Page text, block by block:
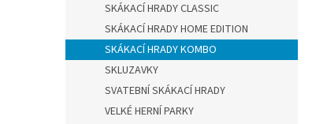
SKÁKACÍ HRADY CLASSIC
SKÁKACÍ HRADY HOME EDITION
SKÁKACÍ HRADY KOMBO
SKLUZAVKY
SVATEBNÍ SKÁKACÍ HRADY
VELKÉ HERNÍ PARKY